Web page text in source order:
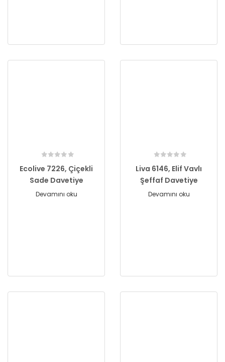
Ecolive 7226, Çiçekli
Sade Davetiye
Devamını oku
Liva 6146, Elif Vavlı
Şeffaf Davetiye
Devamını oku